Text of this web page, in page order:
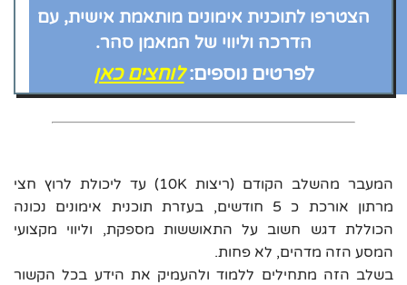
הצטרפו לתוכנית אימונים מותאמת אישית, עם
הדרכה וליווי של המאמן סהר.
לפרטים נוספים:לוחצים כאן
המעבר מהשלב הקודם (ריצות 10K) עד ליכולת לרוץ חצי
מרתון אורכת כ 5 חודשים, בעזרת תוכנית אימונים נכונה
הכוללת דגש חשוב על התאוששות מספקת, וליווי מקצועי
המסע הזה מדהים, לא פחות.
בשלב הזה מתחילים ללמוד ולהעמיק את הידע בכל הקשור